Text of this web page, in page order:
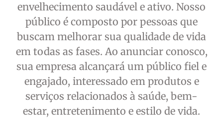
envelhecimento saudável e ativo. Nosso
público é composto por pessoas que
buscam melhorar sua qualidade de vida
em todas as fases. Ao anunciar conosco,
sua empresa alcançará um público fiel e
engajado, interessado em produtos e
serviços relacionados à saúde, bem-
estar, entretenimento e estilo de vida.